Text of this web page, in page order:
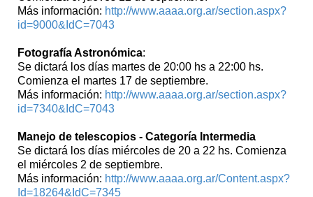
Más información: http://www.aaaa.org.ar/section.aspx?
id=9000&IdC=7043
Fotografía Astronómica:
Se dictará los días martes de 20:00 hs a 22:00 hs.
Comienza el martes 17 de septiembre.
Más información: http://www.aaaa.org.ar/section.aspx?
id=7340&IdC=7043
Manejo de telescopios - Categoría Intermedia
Se dictará los días miércoles de 20 a 22 hs. Comienza
el miércoles 2 de septiembre.
Más información: http://www.aaaa.org.ar/Content.aspx?
Id=18264&IdC=7345